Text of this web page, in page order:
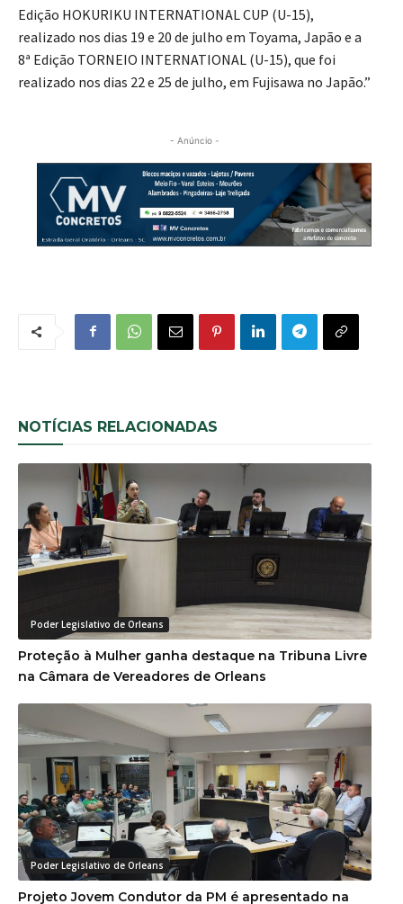
Edição HOKURIKU INTERNATIONAL CUP (U-15),
realizado nos dias 19 e 20 de julho em Toyama, Japão e a
8ª Edição TORNEIO INTERNATIONAL (U-15), que foi
realizado nos dias 22 e 25 de julho, em Fujisawa no Japão.”
- Anúncio -
NOTÍCIAS RELACIONADAS
Poder Legislativo de Orleans
Proteção à Mulher ganha destaque na Tribuna Livre
na Câmara de Vereadores de Orleans
Poder Legislativo de Orleans
Projeto Jovem Condutor da PM é apresentado na